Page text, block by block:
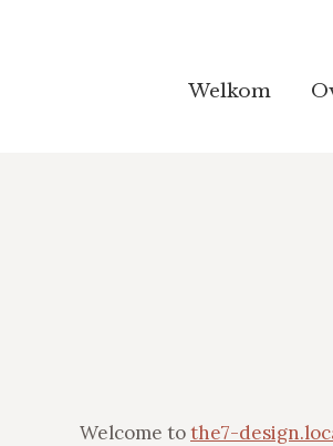
Welkom
Welcome tothe7-
Welkom